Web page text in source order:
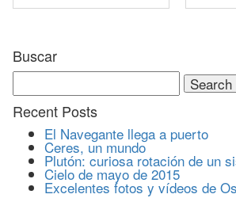
Buscar
Search
for:
Recent Posts
El Navegante llega a puerto
Ceres, un mundo
Plutón: curiosa rotación de un
Cielo de mayo de 2015
Excelentes fotos y vídeos de